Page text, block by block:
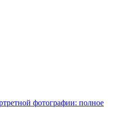
фотографии: полное